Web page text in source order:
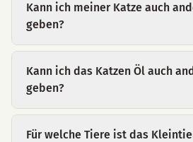
Kann ich meiner Katze auch
geben?
Kann ich das Katzen Öl auch
geben?
Für welche Tiere ist das